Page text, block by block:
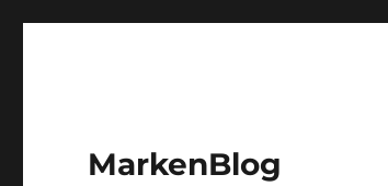
MarkenBlog